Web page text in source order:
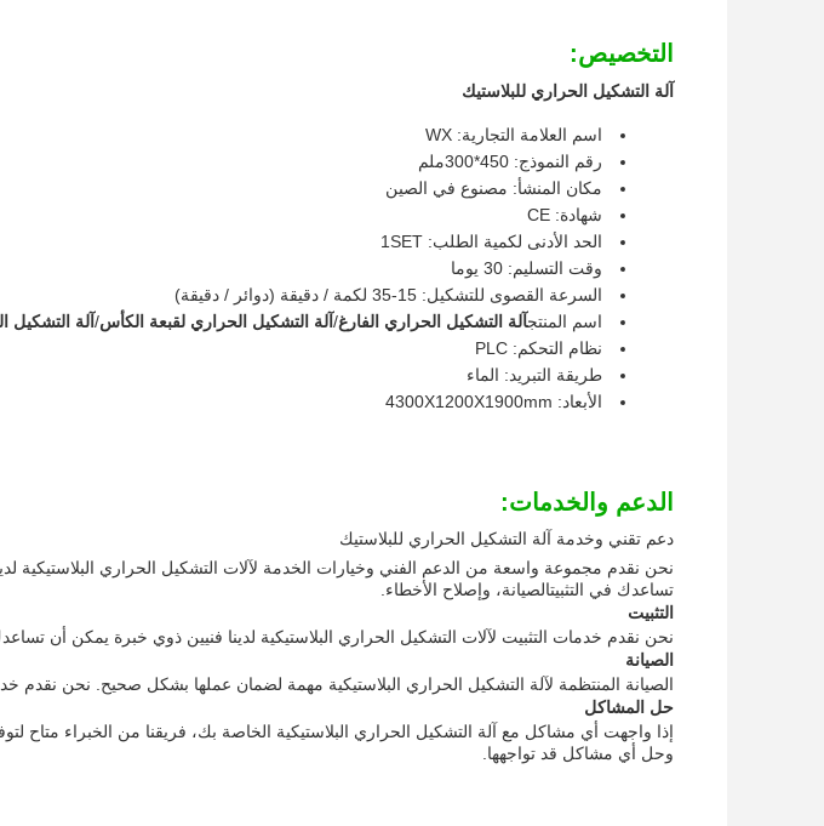
التخصيص:
آلة التشكيل الحراري للبلاستيك
اسم العلامة التجارية: WX
رقم النموذج: 450*300ملم
مكان المنشأ: مصنوع في الصين
شهادة: CE
الحد الأدنى لكمية الطلب: 1SET
وقت التسليم: 30 يوما
السرعة القصوى للتشكيل: 15-35 لكمة / دقيقة (دوائر / دقيقة)
اسم المنتجآلة التشكيل الحراري الفارغ/ آلة التشكيل الحراري لقبعة الكأس/ آلة التشكيل
نظام التحكم: PLC
طريقة التبريد: الماء
الأبعاد: 4300X1200X1900mm
الدعم والخدمات:
دعم تقني وخدمة آلة التشكيل الحراري للبلاستيك
نحن نقدم مجموعة واسعة من الدعم الفني وخيارات الخدمة لآلات التشكيل الحراري البلاستيكية
تساعدك في التثبيتالصيانة، وإصلاح الأخطاء.
التثبيت
نحن نقدم خدمات التثبيت لآلات التشكيل الحراري البلاستيكية لدينا فنيين ذوي خبرة يمكن أن
الصيانة
الصيانة المنتظمة لآلة التشكيل الحراري البلاستيكية مهمة لضمان عملها بشكل صحيح. نحن نقدم
حل المشاكل
إذا واجهت أي مشاكل مع آلة التشكيل الحراري البلاستيكية الخاصة بك، فريقنا من الخبراء متاح
وحل أي مشاكل قد تواجهها.